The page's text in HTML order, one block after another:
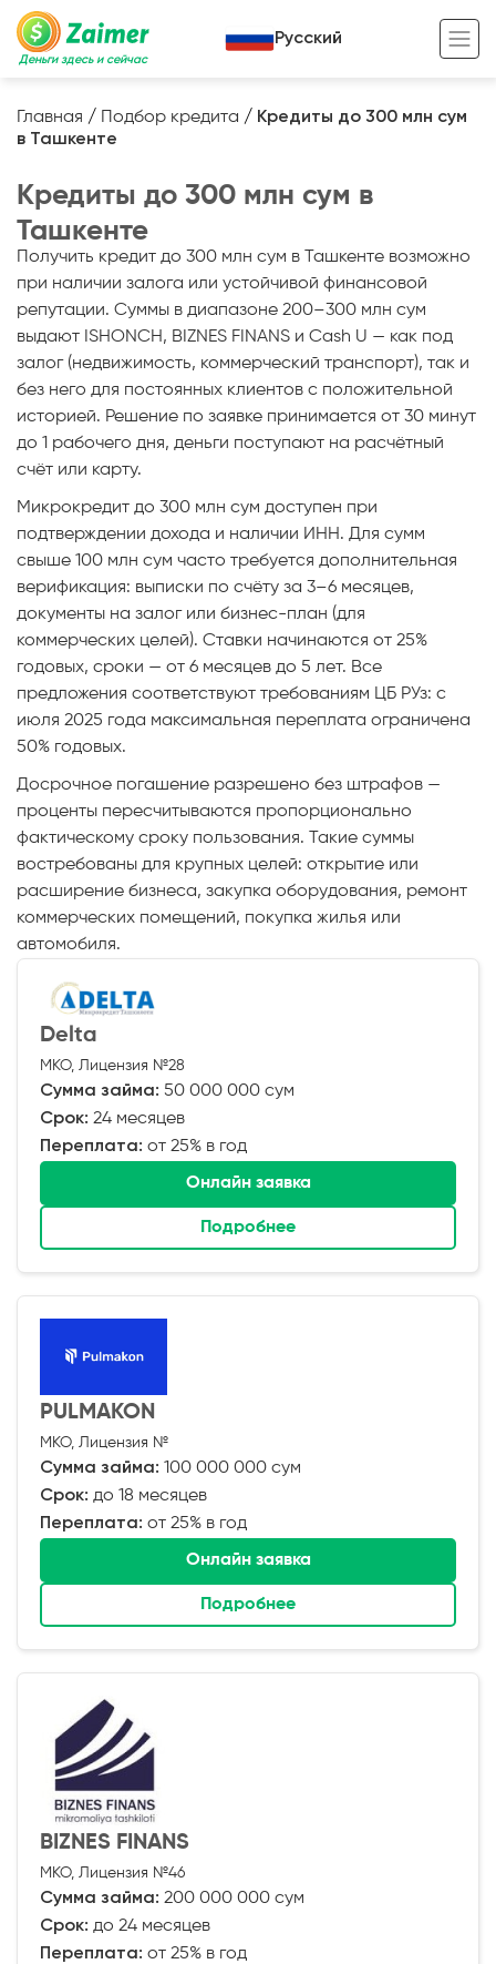
Деньги здесь и сейчас
Кредит под залог авто
Кредит под залог недвижимости
Кредит под залог спецтехники
Кредит онлайн
Кредит для предпринимателей
Кредит для самозанятых
Жизненный цикл вашего кредита
Полезные статьи
Кредитный калькулятор
Русский
Главная / Подбор кредита / Кредиты до 300 млн сум
в Ташкенте
Кредиты до 300 млн сум в
Ташкенте
Получить кредит до 300 млн сум в Ташкенте возможно
при наличии залога или устойчивой финансовой
репутации. Суммы в диапазоне 200–300 млн сум
выдают ISHONCH, BIZNES FINANS и Cash U — как под
залог (недвижимость, коммерческий транспорт), так и
без него для постоянных клиентов с положительной
историей. Решение по заявке принимается от 30 минут
до 1 рабочего дня, деньги поступают на расчётный
счёт или карту.
Микрокредит до 300 млн сум доступен при
подтверждении дохода и наличии ИНН. Для сумм
свыше 100 млн сум часто требуется дополнительная
верификация: выписки по счёту за 3–6 месяцев,
документы на залог или бизнес-план (для
коммерческих целей). Ставки начинаются от 25%
годовых, сроки — от 6 месяцев до 5 лет. Все
предложения соответствуют требованиям ЦБ РУз: с
июля 2025 года максимальная переплата ограничена
50% годовых.
Досрочное погашение разрешено без штрафов —
проценты пересчитываются пропорционально
фактическому сроку пользования. Такие суммы
востребованы для крупных целей: открытие или
расширение бизнеса, закупка оборудования, ремонт
коммерческих помещений, покупка жилья или
автомобиля.
Delta
МКО, Лицензия №28
Сумма займа: 50 000 000 сум
Срок: 24 месяцев
Переплата: от 25% в год
Онлайн заявка
Подробнее
PULMAKON
МКО, Лицензия №
Сумма займа: 100 000 000 сум
Срок: до 18 месяцев
Переплата: от 25% в год
Онлайн заявка
Подробнее
BIZNES FINANS
МКО, Лицензия №46
Сумма займа: 200 000 000 сум
Срок: до 24 месяцев
Переплата: от 25% в год